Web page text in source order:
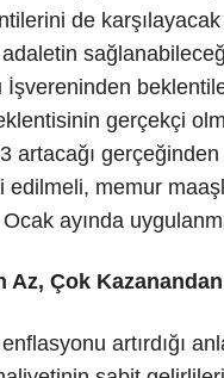
de
adaletin
İşvereninden
gerçekçi
artacağı
edilmeli, memur
ayında
Az, Çok Kazanandan
enflasyonu artırdığı